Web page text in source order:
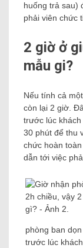
huống trả sau)
phải viên chức
2 giờ ở
mẫu gi?
Nếu tính cả
còn lại 2 giờ.
trước lúc
30 phút để thu
chức hoàn
dẫn tới việc
phòng ban
trước lúc